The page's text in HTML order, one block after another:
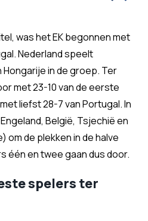
was het EK begonnen met
Nederland speelt
in de groep. Ter
met 23-10 van de eerste
liefst 28-7 van Portugal. In
België, Tsjechië en
om de plekken in de halve
één en twee gaan dus door.
spelers ter